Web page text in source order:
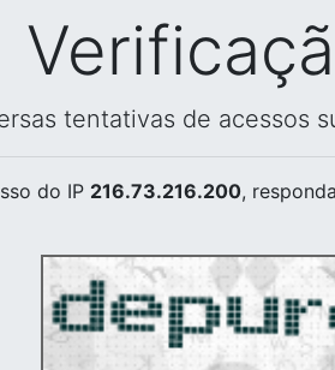
tentativas de acessos
do IP 216.73.216.200,